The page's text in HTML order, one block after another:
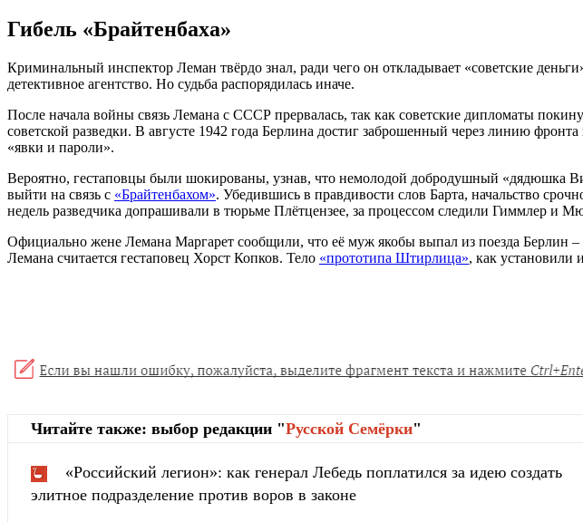
Гибель «Брайтенбаха»
Криминальный инспектор Леман твёрдо знал, ради чего он откладывает «советские
детективное агентство. Но судьба распорядилась иначе.
После начала войны связь Лемана с СССР прервалась, так как советские дипломаты
советской разведки. В августе 1942 года Берлина достиг заброшенный через линию
«явки и пароли».
Вероятно, гестаповцы были шокированы, узнав, что немолодой добродушный «дядюшка
выйти на связь с «Брайтенбахом». Убедившись в правдивости слов Барта, начальство
недель разведчика допрашивали в тюрьме Плётцензее, за процессом следили Гиммлер и
Официально жене Лемана Маргарет сообщили, что её муж якобы выпал из поезда Берлин
Лемана считается гестаповец Хорст Копков. Тело «прототипа Штирлица», как установили
Читайте также: выбор редакции "Русской Cемёрки"
«Российский легион»: как генерал Лебедь поплатился за идею создать
элитное подразделение против воров в законе